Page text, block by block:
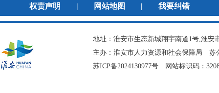
权责声明 | 网站地图 | 我要纠错
地址：淮安市生态新城翔宇南道1号,淮
主办：淮安市人力资源和社会保障局 苏
苏ICP备2024130977号 网站标识码：